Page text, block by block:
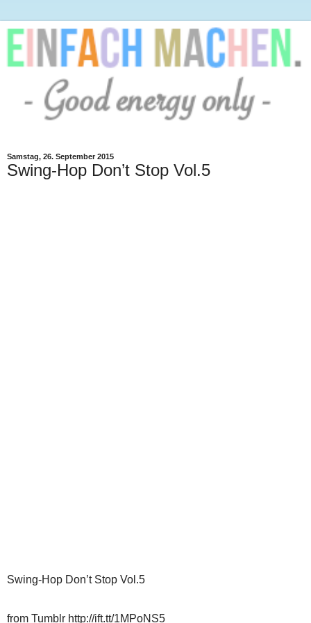
Samstag, 26. September 2015
Swing-Hop Don’t Stop Vol.5
Swing-Hop Don’t Stop Vol.5
from Tumblr http://ift.tt/1MPoNS5